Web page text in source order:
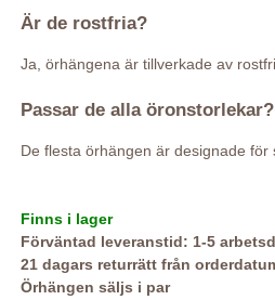
Är de rostfria?
Ja, örhängena är tillverkade av
Passar de alla öronstorlekar?
De flesta örhängen är designade
Finns i lager
Förväntad leveranstid: 1-5
21 dagars returrätt från
Örhängen säljs i par